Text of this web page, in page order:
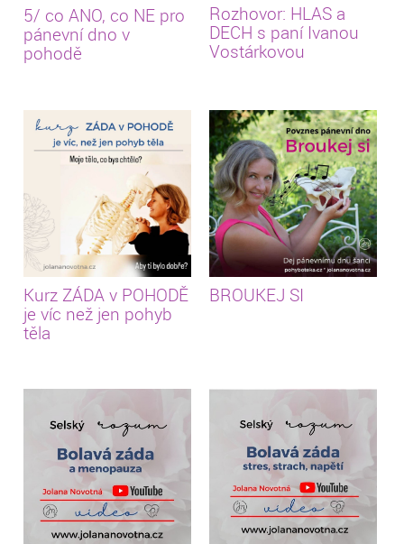
5/ co ANO, co NE pro
pánevní dno v
pohodě
Rozhovor: HLAS a
DECH s paní Ivanou
Vostárkovou
Kurz ZÁDA v POHODĚ
je víc než jen pohyb
těla
BROUKEJ SI